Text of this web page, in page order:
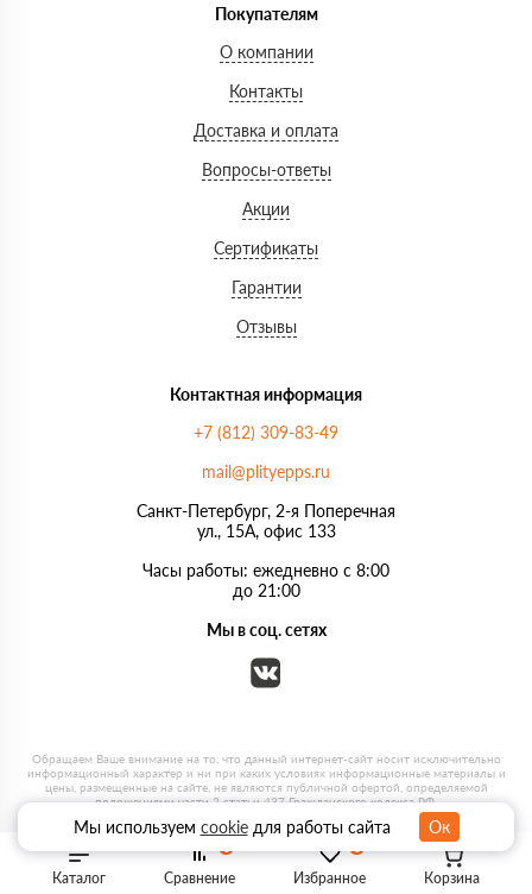
Каталог Избранное
Сравнение Корзина
Покупателям
О компании
Контакты
Доставка и оплата
Вопросы-ответы
Акции
Сертификаты
Гарантии
Отзывы
Контактная информация
+7 (812) 309-83-49
mail@plityepps.ru
Санкт-Петербург, 2-я Поперечная
ул., 15А, офис 133
Часы работы: ежедневно с 8:00
до 21:00
Мы в соц. сетях
Мы используем cookieдля работы сайта Ок